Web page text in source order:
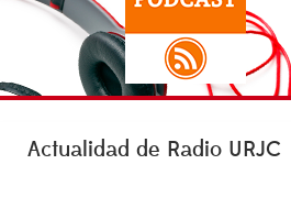
Actualidad de Radio URJC